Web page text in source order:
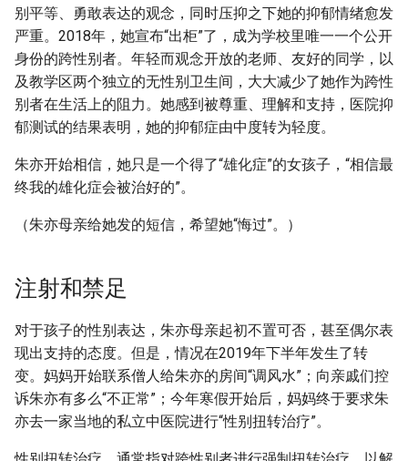
别平等、勇敢表达的观念，同时压抑之下她的抑郁情绪愈发
严重。2018年，她宣布“出柜”了，成为学校里唯一一个公开
身份的跨性别者。年轻而观念开放的老师、友好的同学，以
及教学区两个独立的无性别卫生间，大大减少了她作为跨性
别者在生活上的阻力。她感到被尊重、理解和支持，医院抑
郁测试的结果表明，她的抑郁症由中度转为轻度。
朱亦开始相信，她只是一个得了“雄化症”的女孩子，“相信最
终我的雄化症会被治好的”。
（朱亦母亲给她发的短信，希望她“悔过”。）
注射和禁足
对于孩子的性别表达，朱亦母亲起初不置可否，甚至偶尔表
现出支持的态度。但是，情况在2019年下半年发生了转
变。妈妈开始联系僧人给朱亦的房间“调风水”；向亲戚们控
诉朱亦有多么“不正常”；今年寒假开始后，妈妈终于要求朱
亦去一家当地的私立中医院进行“性别扭转治疗”。